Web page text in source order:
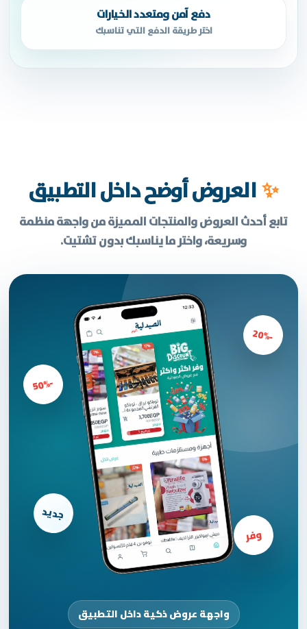
دفع آمن ومتعدد الخيارات
اختر طريقة الدفع التي تناسبك
✨العروض أوضح داخل التطبيق
تابع أحدث العروض والمنتجات المميزة من واجهة منظمة
وسريعة، واختر ما يناسبك بدون تشتيت.
واجهة عروض ذكية داخل التطبيق
-
20%
-
50%
وفر
جديد